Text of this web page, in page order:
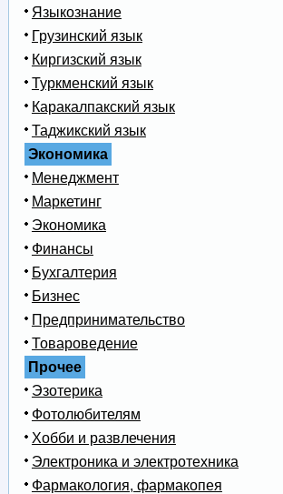
Языкознание
Грузинский язык
Киргизский язык
Туркменский язык
Каракалпакский язык
Таджикский язык
Экономика
Менеджмент
Маркетинг
Экономика
Финансы
Бухгалтерия
Бизнес
Предпринимательство
Товароведение
Прочее
Эзотерика
Фотолюбителям
Хобби и развлечения
Электроника и электротехника
Фармакология, фармакопея